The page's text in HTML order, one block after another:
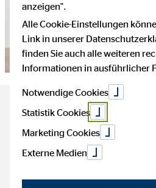
Das Wichtigste
Haushaltsbuch
anzeigen".
Alle Cookie-Einstellungen
Link in unserer
finden Sie auch alle weiteren
Informationen in ausführlicher
Notwendige Cookies
Statistik Cookies
Marketing Cookies
Externe Medien